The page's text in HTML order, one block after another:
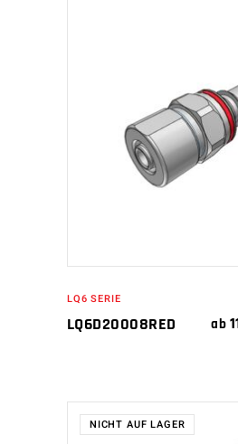
IN DEN
LQ6 SERIE
LQ6D20008RED ab
NICHT AUF LAGER